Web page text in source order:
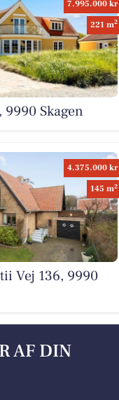
7.995.000 kr
221 m2
Skagen
4.375.000 kr
145 m2
Vej 136, 9990
AF DIN